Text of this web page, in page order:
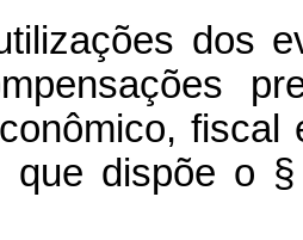
dos
que dispõe o